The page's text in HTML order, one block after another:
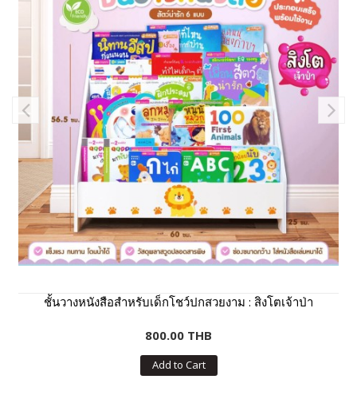
ชั้นวางหนังสือสำหรับเด็กโชว์ปกสวยงาม : สิงโตเจ้าป่า
800.00 THB
Add to Cart